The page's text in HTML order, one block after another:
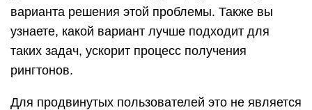
варианта решения этой проблемы. Также вы
узнаете, какой вариант лучше подходит для
таких задач, ускорит процесс получения
рингтонов.
Для продвинутых пользователей это не является